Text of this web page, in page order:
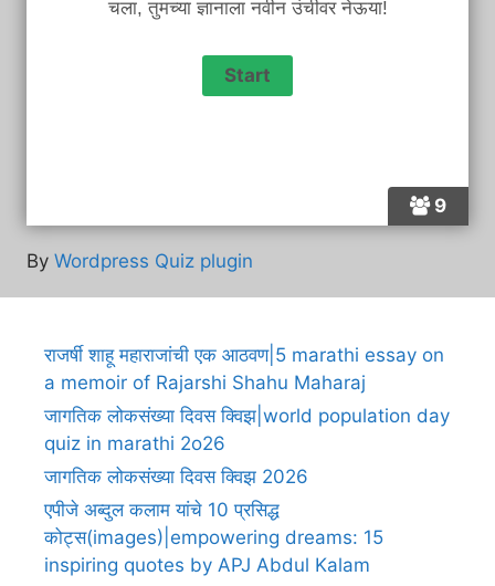
9
चला, तुमच्या ज्ञानाला नवीन उंचीवर नेऊया!
By Wordpress Quiz plugin
राजर्षी शाहू महाराजांची एक आठवण|5 marathi essay on
a memoir of Rajarshi Shahu Maharaj
जागतिक लोकसंख्या दिवस क्विझ|world population day
quiz in marathi 2o26
जागतिक लोकसंख्या दिवस क्विझ 2026
एपीजे अब्दुल कलाम यांचे 10 प्रसिद्ध
कोट्स(images)|empowering dreams: 15
inspiring quotes by APJ Abdul Kalam